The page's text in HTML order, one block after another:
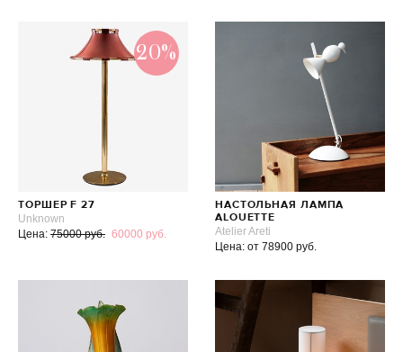
20%
ТОРШЕР F 27
Unknown
Цена: 75000 руб. 60000 руб.
НАСТОЛЬНАЯ ЛАМПА
ALOUETTE
Atelier Areti
Цена: от 78900 руб.